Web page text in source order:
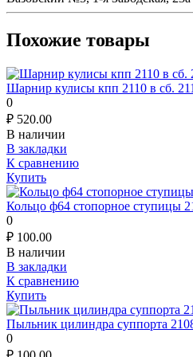
Похожие товары
Шарнир кулисы кпп 2110 в сб.
0
₽ 520.00
В наличии
В закладки
К сравнению
Купить
Кольцо ф64 стопорное ступицы
0
₽ 100.00
В наличии
В закладки
К сравнению
Купить
Пыльник цилиндра суппорта
0
₽ 100.00